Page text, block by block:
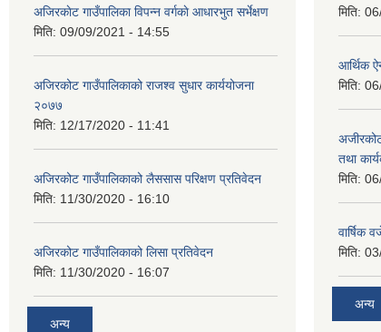
अजिरकाेट गाउँपालिका विपन्न वर्गकाे आधारभुत सर्भेक्षण
मिति: 09/09/2021 - 14:55
अजिरकोट गाउँपालिकाको राजश्व सुधार कार्ययोजना
२०७७
मिति: 12/17/2020 - 11:41
अजिरकोट गाउँपालिकाको लैससास परिक्षण प्रतिवेदन
मिति: 11/30/2020 - 16:10
अजिरकोट गाउँपालिकाको लिसा प्रतिवेदन
मिति: 11/30/2020 - 16:07
अन्य
मिति:
आर्थिक
मिति:
तथा
मिति:
वार्षिक
मिति:
अन्य